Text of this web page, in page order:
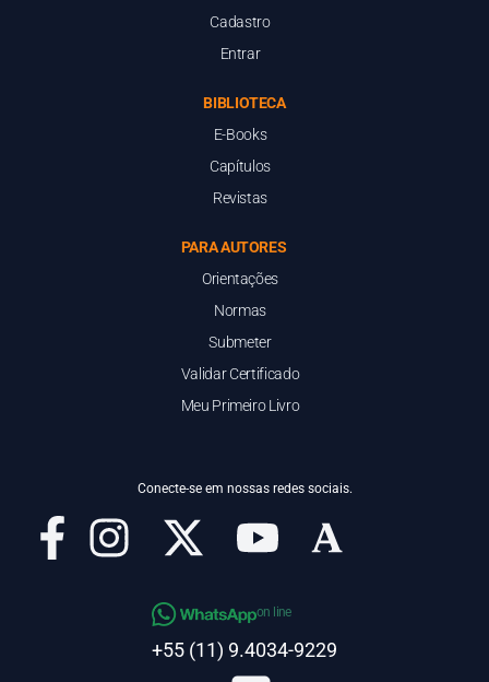
Cadastro
Entrar
BIBLIOTECA
E-Books
Capítulos
Revistas
PARA AUTORES
Orientações
Normas
Submeter
Validar Certificado
Meu Primeiro Livro
Conecte-se em nossas redes sociais.
on line
+55 (11) 9.4034-9229